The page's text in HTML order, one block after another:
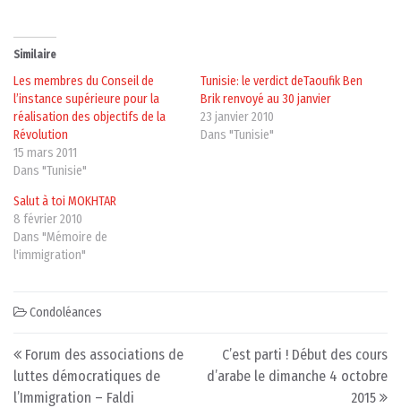
Similaire
Les membres du Conseil de
l’instance supérieure pour la
réalisation des objectifs de la
Révolution
15 mars 2011
Dans "Tunisie"
Tunisie: le verdict deTaoufik Ben
Brik renvoyé au 30 janvier
23 janvier 2010
Dans "Tunisie"
Salut à toi MOKHTAR
8 février 2010
Dans "Mémoire de
l'immigration"
Condoléances
Post navigation
Forum des associations de
luttes démocratiques de
l’Immigration – Faldi
C’est parti ! Début des cours
d’arabe le dimanche 4 octobre
2015